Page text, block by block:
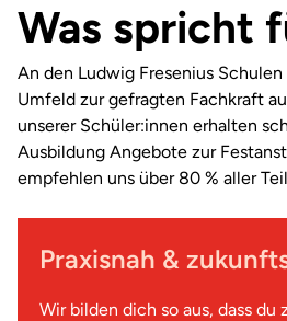
Was spricht
An den Ludwig Fresenius
Umfeld zur gefragten Fachkraft
unserer Schüler:innen erhalten
Ausbildung Angebote zur
empfehlen uns über 80 % aller
Praxisnah &
Wir bilden dich so aus, dass du